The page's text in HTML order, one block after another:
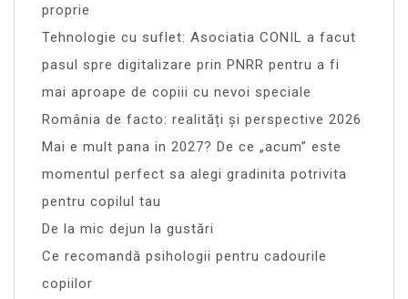
proprie
Tehnologie cu suflet: Asociatia CONIL a facut
pasul spre digitalizare prin PNRR pentru a fi
mai aproape de copiii cu nevoi speciale
România de facto: realități și perspective 2026
Mai e mult pana in 2027? De ce „acum” este
momentul perfect sa alegi gradinita potrivita
pentru copilul tau
De la mic dejun la gustări
Ce recomandă psihologii pentru cadourile
copiilor